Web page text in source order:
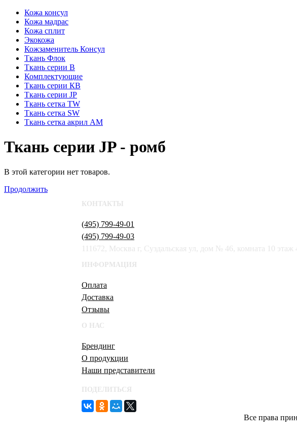
Кожа консул
Кожа мадрас
Кожа сплит
Экокожа
Кожзаменитель Консул
Ткань Флок
Ткань серии В
Комплектующие
Ткань серии КВ
Ткань серии JP
Ткань сетка TW
Ткань сетка SW
Ткань сетка акрил AM
Ткань серии JP - ромб
В этой категории нет товаров.
Продолжить
КОНТАКТЫ
(495) 799-49-01
(495) 799-49-03
111672, Москва г, Суздальская ул, дом № 46, комната 10 этаж
ИНФОРМАЦИЯ
Оплата
Доставка
Отзывы
О НАС
Брендинг
О продукции
Наши представители
ПОДЕЛИТЬСЯ
Все права